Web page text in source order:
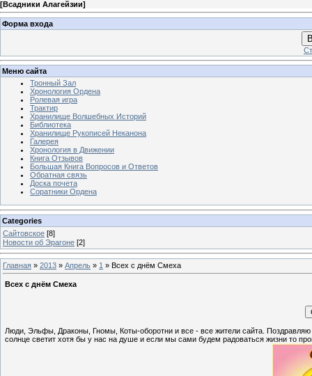
[Всадники Алагейзии]
Форма входа
Меню сайта
Тронный Зал
Хронология Ордена
Ролевая игра
Трактир
Хранилище Волшебных Историй
Библиотека
Хранилище Рукописей Неканона
Галерея
Хронология в Движении
Книга Отзывов
Большая Книга Вопросов и Ответов
Обратная связь
Доска почета
Соратники Ордена
Categories
Сайтовское [8]
Новости об Эрагоне [2]
Главная » 2013 » Апрель » 1 » Всех с днём Смеха
Всех с днём Смеха
Люди, Эльфы, Драконы, Гномы, Коты-оборотни и все - все жители сайта.
солнце светит хотя бы у нас на душе и если мы сами будем радоваться жизни то